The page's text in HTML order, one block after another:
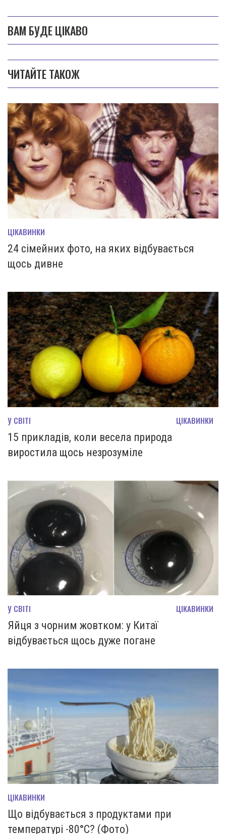
ВАМ БУДЕ ЦІКАВО
ЧИТАЙТЕ ТАКОЖ
ЦІКАВИНКИ
24 сімейних фото, на яких відбувається
щось дивне
У СВІТІ ЦІКАВИНКИ
15 прикладів, коли весела природа
виростила щось незрозуміле
У СВІТІ ЦІКАВИНКИ
Яйця з чорним жовтком: у Китаї
відбувається щось дуже погане
ЦІКАВИНКИ
Що відбувається з продуктами при
температурі -80°C? (Фото)